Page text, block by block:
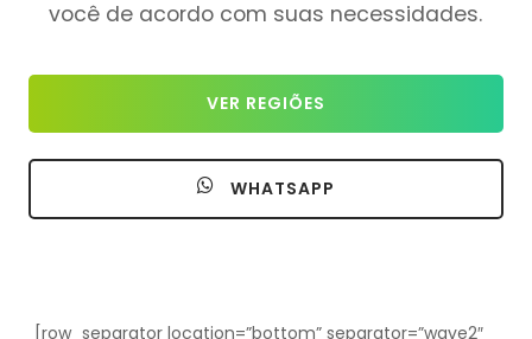
você de acordo com suas necessidades.
VER REGIÕES
WHATSAPP
[row_separator location=”bottom” separator=”wave2″